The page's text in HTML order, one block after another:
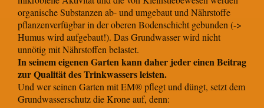
organische Substanzen ab- und umgebaut und Nährstoffe
pflanzenverfügbar in der oberen Bodenschicht gebunden (->
Humus wird aufgebaut!). Das Grundwasser wird nicht
unnötig mit Nährstoffen belastet.
In seinem eigenen Garten kann daher jeder einen Beitrag
zur Qualität des Trinkwassers leisten.
Und wer seinen Garten mit EM® pflegt und düngt, setzt dem
Grundwasserschutz die Krone auf, denn: